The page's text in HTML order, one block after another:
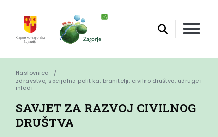
Naslovnica
Zdravstvo, socijalna politika, branitelji, civilno društvo, udruge i
mladi
SAVJET ZA RAZVOJ CIVILNOG
DRUŠTVA